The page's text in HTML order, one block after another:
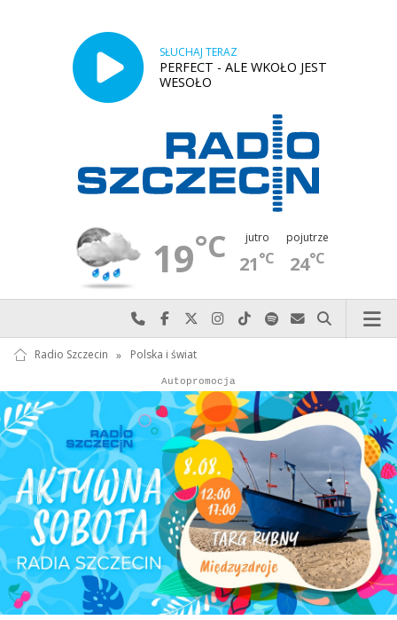
SŁUCHAJ TERAZ
PERFECT - ALE WKOŁO JEST
WESOŁO
19°C jutro
21°C
pojutrze
24°C
Najlepiej po prostu do nas zadzwoń
Odwiedź nas na Facebook-u
Odwiedź nas na X
Odwiedź nas na Instagram-ie
Odwiedź nas na TikTok-u
Szukaj nas na Spotify
Wyślij do nas
Szukaj
Radio Szczecin » Polska i świat
Autopromocja
Autopromocja